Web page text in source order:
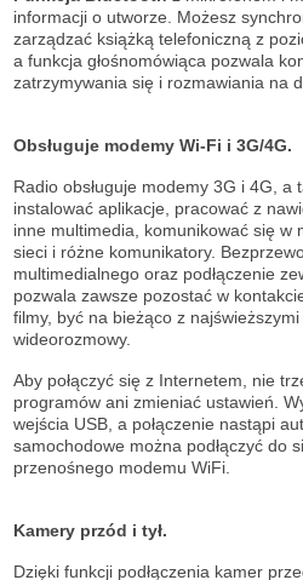
informacji o utworze. Możesz
zarządzać książką telefoniczną z
a funkcja głośnomówiąca pozwala
zatrzymywania się i rozmawiania na
Obsługuje modemy Wi-Fi i 3G/4G.
Radio obsługuje modemy 3G i 4G, a
instalować aplikacje, pracować z
inne multimedia, komunikować się w
sieci i różne komunikatory.
multimedialnego oraz podłączenie
pozwala zawsze pozostać w
filmy, być na bieżąco z
wideorozmowy.
Aby połączyć się z Internetem, nie
programów ani zmieniać ustawień.
wejścia USB, a połączenie nastąpi
samochodowe można podłączyć do
przenośnego modemu WiFi.
Kamery przód i tył.
Dzięki funkcji podłączenia kamer